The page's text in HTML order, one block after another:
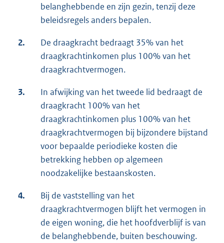
belanghebbende en zijn gezin, tenzij deze
beleidsregels anders bepalen.
2.
De draagkracht bedraagt 35% van het
draagkrachtinkomen plus 100% van het
draagkrachtvermogen.
3.
In afwijking van het tweede lid bedraagt de
draagkracht 100% van het
draagkrachtinkomen plus 100% van het
draagkrachtvermogen bij bijzondere bijstand
voor bepaalde periodieke kosten die
betrekking hebben op algemeen
noodzakelijke bestaanskosten.
4.
Bij de vaststelling van het
draagkrachtvermogen blijft het vermogen in
de eigen woning, die het hoofdverblijf is van
de belanghebbende, buiten beschouwing.